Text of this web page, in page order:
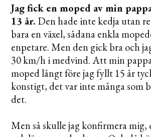
Jag fick en moped av min
13 år. Den hade inte kedja utan
bara en växel, sådana enkla
enpetare. Men den gick bra och
30 km/h i medvind. Att min
moped långt före jag fyllt 15 år
konstigt, det var inte många som
det.
Men så skulle jag konfirmera mig,